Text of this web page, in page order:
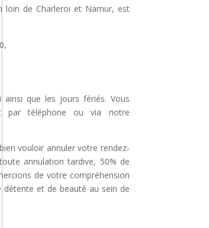
loin de Charleroi et Namur, est
que les jours fériés. Vous
par téléphone ou via notre
vouloir annuler votre rendez-
annulation tardive, 50% de
de votre compréhension
et de beauté au sein de